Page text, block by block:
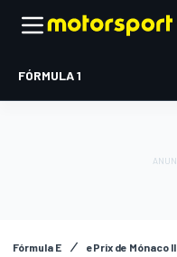
FÓRMULA 1
Fórmula E ePrix de Mónaco II